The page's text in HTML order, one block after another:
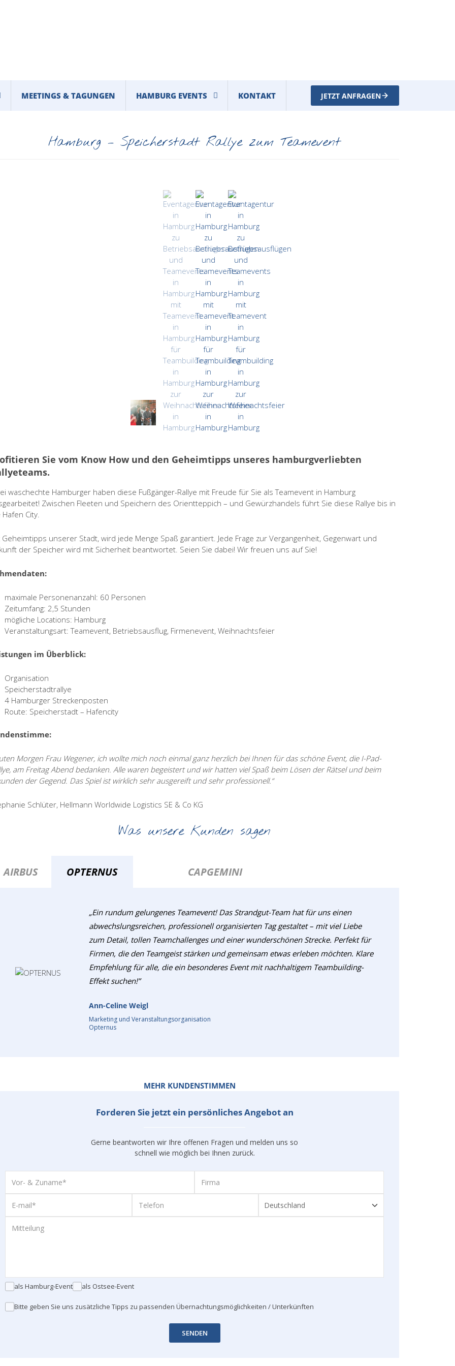
JETZT ANFRAGEN
MEETINGS & TAGUNGEN HAMBURG EVENTS KONTAKT
Hamburg – Speicherstadt Rallye zum Teamevent
Sie vom Know How und den Geheimtipps unseres hamburgverliebten
waschechte Hamburger haben diese Fußgänger-Rallye mit Freude für Sie als Teamevent in Hamburg
Zwischen Fleeten und Speichern des Orientteppich – und Gewürzhandels führt Sie diese Rallye bis in
Hafen City.
Geheimtipps unserer Stadt, wird jede Menge Spaß garantiert. Jede Frage zur Vergangenheit, Gegenwart und
der Speicher wird mit Sicherheit beantwortet. Seien Sie dabei! Wir freuen uns auf Sie!
maximale Personenanzahl: 60 Personen
Zeitumfang: 2,5 Stunden
mögliche Locations: Hamburg
Veranstaltungsart: Teamevent, Betriebsausflug, Firmenevent, Weihnachtsfeier
im Überblick:
Organisation
Speicherstadtrallye
4 Hamburger Streckenposten
Route: Speicherstadt – Hafencity
Morgen Frau Wegener, ich wollte mich noch einmal ganz herzlich bei Ihnen für das schöne Event, die I-Pad-
am Freitag Abend bedanken. Alle waren begeistert und wir hatten viel Spaß beim Lösen der Rätsel und beim
der Gegend. Das Spiel ist wirklich sehr ausgereift und sehr professionell.“
Schlüter, Hellmann Worldwide Logistics SE & Co KG
Was unsere Kunden sagen
AIRBUS OPTERNUS CAPGEMINI
„Ein rundum gelungenes Teamevent! Das Strandgut-Team hat für uns einen
abwechslungsreichen, professionell organisierten Tag gestaltet – mit viel Liebe
zum Detail, tollen Teamchallenges und einer wunderschönen Strecke. Perfekt für
Firmen, die den Teamgeist stärken und gemeinsam etwas erleben möchten. Klare
Empfehlung für alle, die ein besonderes Event mit nachhaltigem Teambuilding-
Effekt suchen!”
Ann-Celine Weigl
Marketing und Veranstaltungsorganisation
Opternus
MEHR KUNDENSTIMMEN
Forderen Sie jetzt ein persönliches Angebot an
Gerne beantworten wir Ihre offenen Fragen und melden uns so
schnell wie möglich bei Ihnen zurück.
als Hamburg-Event als Ostsee-Event
Bitte geben Sie uns zusätzliche Tipps zu passenden Übernachtungsmöglichkeiten / Unterkünften
SENDEN